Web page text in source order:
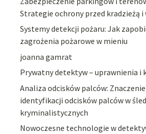
Strategie ochrony przed kradzieżą
Systemy detekcji pożaru: Jak
zagrożenia pożarowe w mieniu
joanna gamrat
Prywatny detektyw – uprawnienia i
Analiza odcisków palców:
identyfikacji odcisków palców w
kryminalistycznych
Nowoczesne technologie w